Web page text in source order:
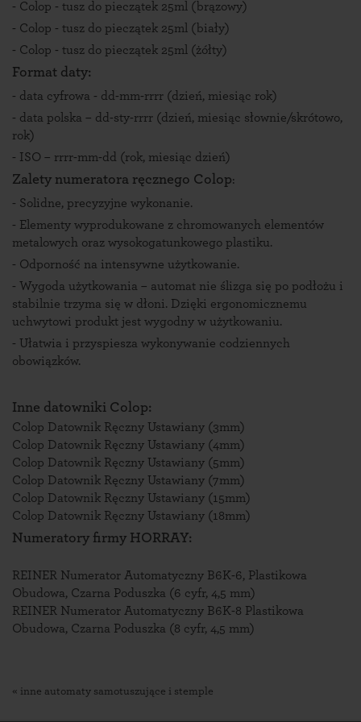
- Colop - tusz do pieczątek 25ml (brązowy)
- Colop - tusz do pieczątek 25ml (biały)
- Colop - tusz do pieczątek 25ml (żółty)
Format daty:
- data cyfrowa - dd-mm-rrrr (dzień, miesiąc rok)
- data polska – dd-sty-rrrr (dzień, miesiąc słownie/skrótowo,
rok)
- ISO – rrrr-mm-dd (rok, miesiąc dzień)
Zalety numeratora ręcznego Colop:
- Solidne, precyzyjne wykonanie.
- Elementy wyprodukowane z chromowanych elementów
metalowych oraz wysokogatunkowego plastiku.
- Odporność na intensywne użytkowanie.
- Wygoda użytkowania – automat nie ślizga się po podłożu i
stabilnie trzyma się w dłoni. Dzięki ergonomicznemu
uchwytowi produkt jest wygodny w użytkowaniu.
- Ułatwia i przyspiesza wykonywanie codziennych
obowiązków.
Inne datowniki Colop:
Colop Datownik Ręczny Ustawiany (3mm)
Colop Datownik Ręczny Ustawiany (4mm)
Colop Datownik Ręczny Ustawiany (5mm)
Colop Datownik Ręczny Ustawiany (7mm)
Colop Datownik Ręczny Ustawiany (15mm)
Colop Datownik Ręczny Ustawiany (18mm)
Numeratory firmy HORRAY:
REINER Numerator Automatyczny B6K-6, Plastikowa
Obudowa, Czarna Poduszka (6 cyfr, 4,5 mm)
REINER Numerator Automatyczny B6K-8 Plastikowa
Obudowa, Czarna Poduszka (8 cyfr, 4,5 mm)
« inne automaty samotuszujące i stemple